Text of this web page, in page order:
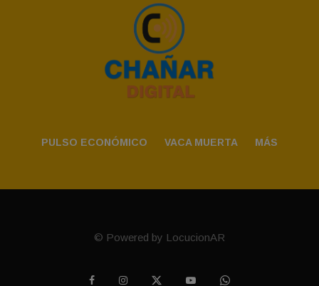
PULSO ECONÓMICO VACA MUERTA MÁS
© Powered by LocucionAR